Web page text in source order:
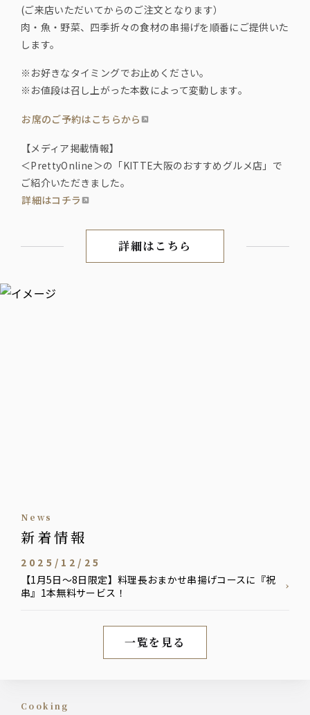
(ご来店いただいてからのご注文となります）
肉・魚・野菜、四季折々の食材の串揚げを順番にご提供いた
します。
※お好きなタイミングでお止めください。
※お値段は召し上がった本数によって変動します。
お席のご予約はこちらから
【メディア掲載情報】
＜PrettyOnline＞の「KITTE大阪のおすすめグルメ店」で
ご紹介いただきました。
詳細はコチラ
「天使の串揚げ」 ～軽い さ
詳細はこちら
news
新着情報
新着情報
一覧を見る
2025/12/25
【1月5日～8日限定】料理長おまかせ串揚げコースに『祝
串』1本無料サービス！
Cooking